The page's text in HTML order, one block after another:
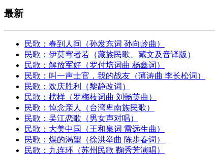
最新
民歌：春到人间（孙发东词 孙向岭曲）
民歌：伊莫穹者若（藏族民歌、藏文及音译版）
民歌：解放军好（罗付培词曲 杨鑫词）
民歌：叫一声士官，我的战友（薄涛曲 李长松词）
民歌：欢庆胜利（黎静改词）
民歌：榜样（罗梅枝词曲 刘畅英曲）
民歌：悼念亲人（台湾卑南族民歌）
民歌：吴江恋歌（男女声对唱）
民歌：大美中国（王和泉词 雷远生曲）
民歌：煤的渴望（徐洪举曲 陈步春词）
民歌：九连环（苏州民歌 鞠秀芳演唱）